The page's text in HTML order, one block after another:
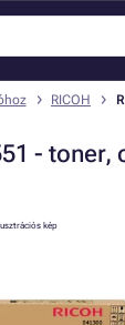
RICOH
- toner,
kép